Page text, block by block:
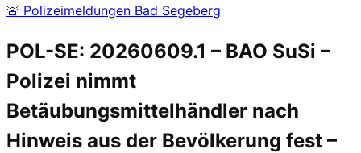
🚨 Polizeimeldungen Bad Segeberg
POL-SE: 20260609.1 – BAO SuSi –
Polizei nimmt
Betäubungsmittelhändler nach
Hinweis aus der Bevölkerung fest –